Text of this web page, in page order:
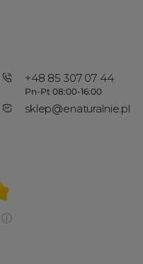
+48 85 307 07 44
Pn-Pt 08:00-16:00
sklep@enaturalnie.pl